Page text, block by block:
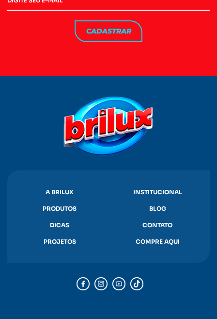
CADASTRAR
A BRILUX
PRODUTOS
DICAS
PROJETOS
INSTITUCIONAL
BLOG
CONTATO
COMPRE AQUI